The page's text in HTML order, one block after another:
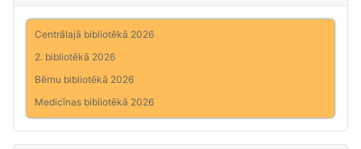
Centrālajā bibliotēkā 2026
2. bibliotēkā 2026
Bērnu bibliotēkā 2026
Medicīnas bibliotēkā 2026